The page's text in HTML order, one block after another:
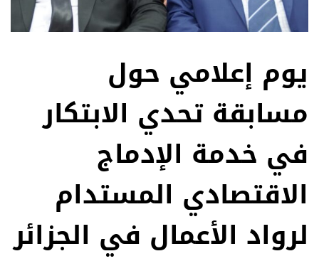
يوم إعلامي حول
مسابقة تحدي الابتكار
في خدمة الإدماج
الاقتصادي المستدام
لرواد الأعمال في الجزائر